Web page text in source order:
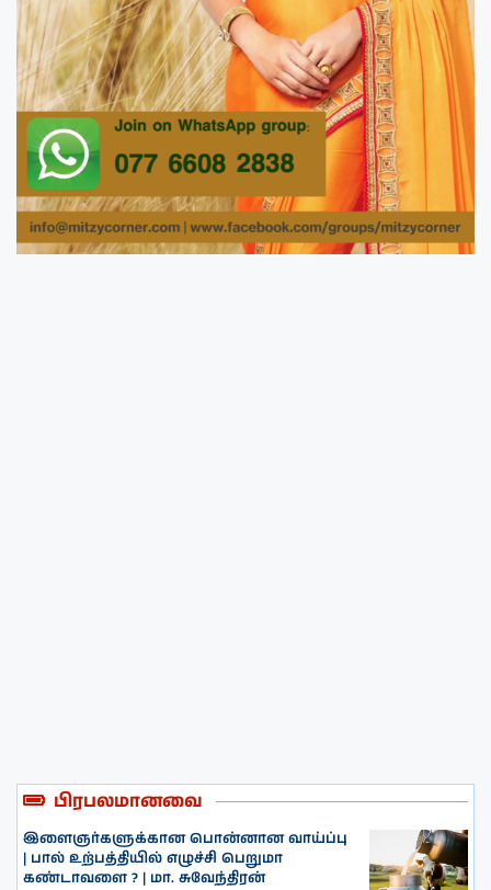
பிரபலமானவை
இளைஞர்களுக்கான பொன்னான வாய்ப்பு
| பால் உற்பத்தியில் எழுச்சி பெறுமா
கண்டாவளை ? | மா. சுவேந்திரன்